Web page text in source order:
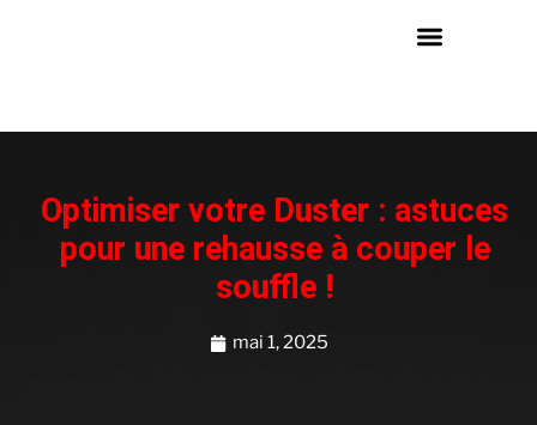
Optimiser votre Duster : astuces
pour une rehausse à couper le
souffle !
mai 1, 2025